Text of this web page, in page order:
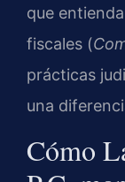
que
fiscales (
prácticas
una
Cómo